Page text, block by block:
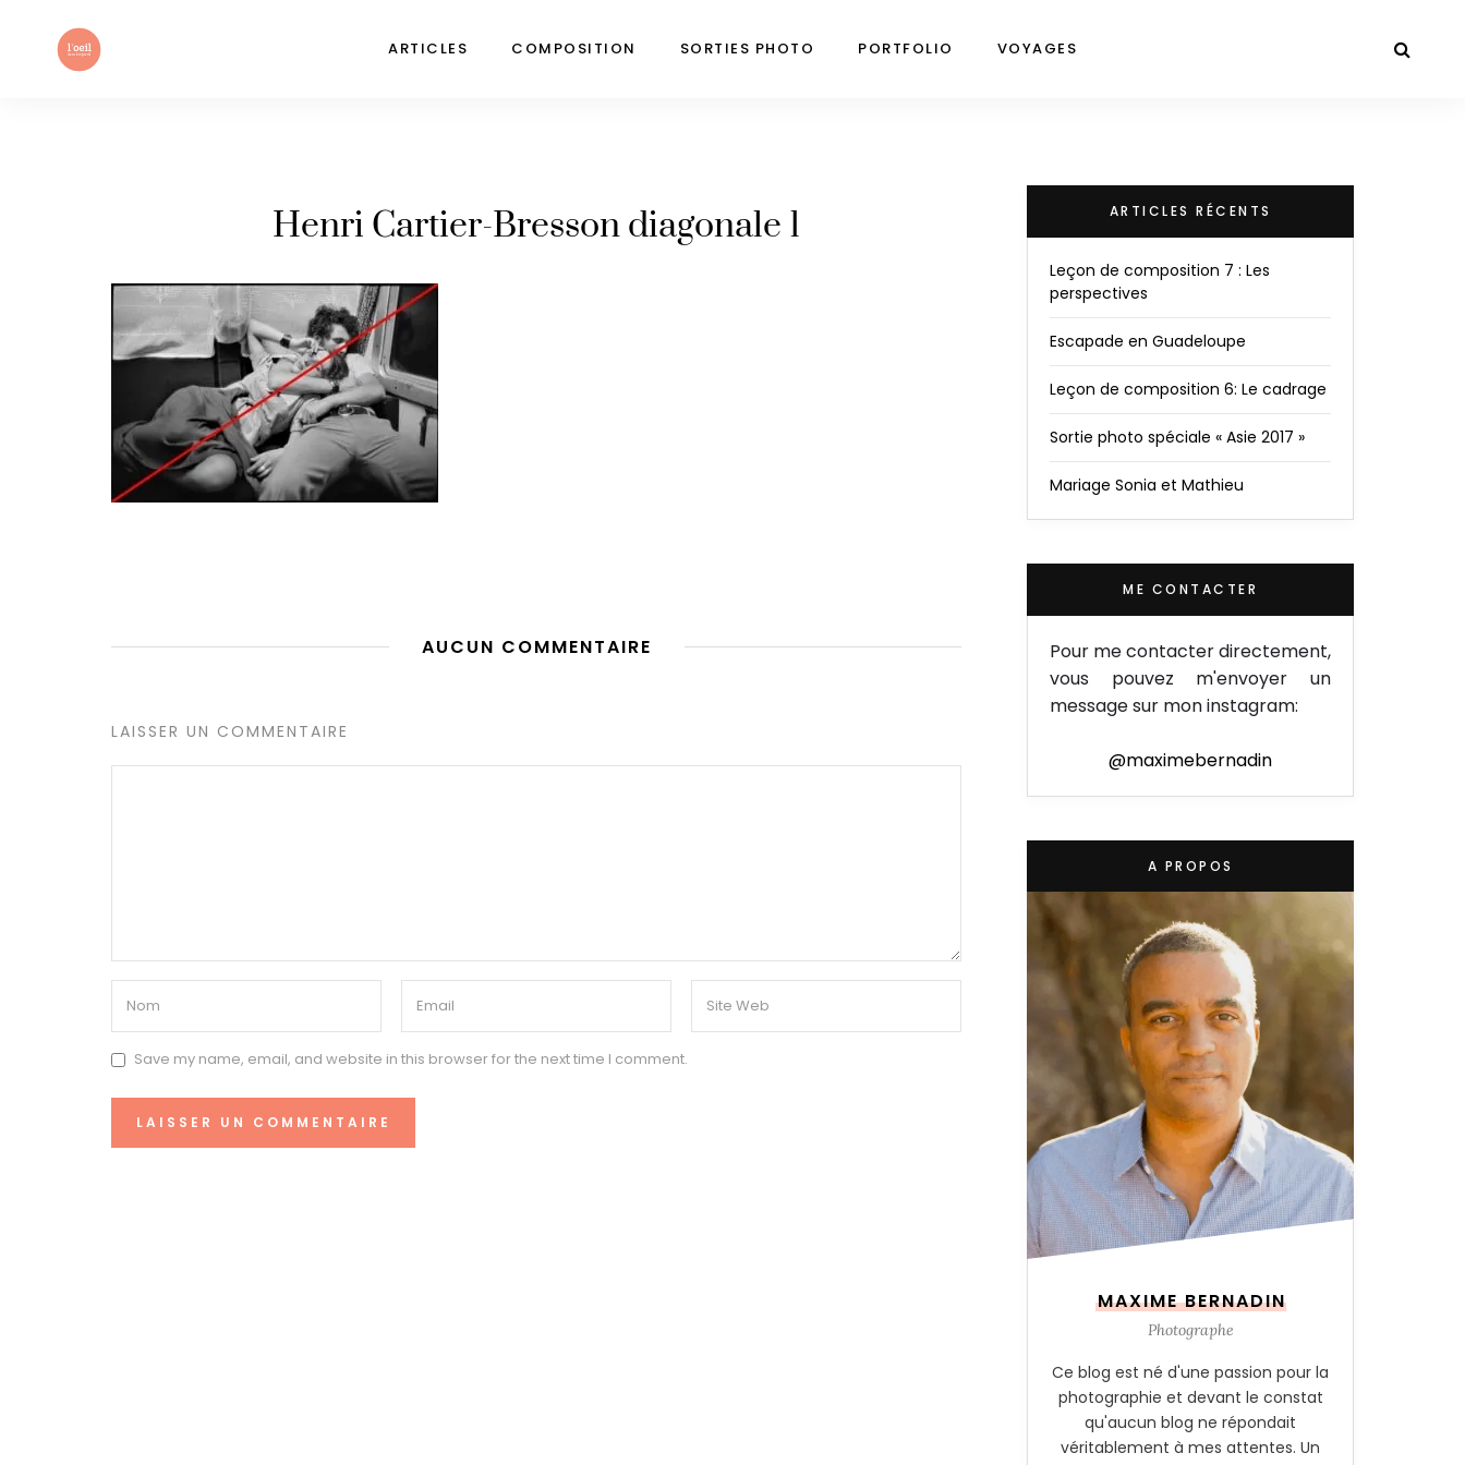
ARTICLES COMPOSITION SORTIES PHOTO PORTFOLIO VOYAGES
Henri Cartier-Bresson diagonale 1
AUCUN COMMENTAIRE
LAISSER UN COMMENTAIRE
Save my name, email, and website in this browser for the next time I comment.
ARTICLES RÉCENTS
Leçon de composition 7 : Les
perspectives
Escapade en Guadeloupe
Leçon de composition 6: Le cadrage
Sortie photo spéciale « Asie 2017 »
Mariage Sonia et Mathieu
ME CONTACTER
Pour me contacter directement,
vous pouvez m'envoyer un
message sur mon instagram:
@maximebernadin
A PROPOS
MAXIME BERNADIN
Photographe
Ce blog est né d'une passion pour la
photographie et devant le constat
qu'aucun blog ne répondait
véritablement à mes attentes. Un